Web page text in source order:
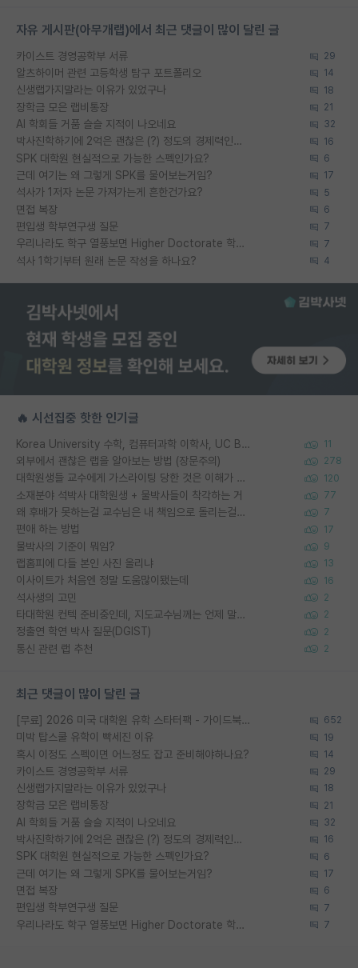
자유 게시판(아무개랩)에서 최근 댓글이 많이 달린 글
카이스트 경영공학부 서류 29
알츠하이머 관련 고등학생 탐구 포트폴리오 14
신생랩가지말라는 이유가 있었구나 18
장학금 모은 랩비통장 21
AI 학회들 거품 슬슬 지적이 나오네요 32
박사진학하기에 2억은 괜찮은 (?) 정도의 경제력인가요 16
SPK 대학원 현실적으로 가능한 스펙인가요? 6
근데 여기는 왜 그렇게 SPK를 물어보는거임? 17
석사가 1저자 논문 가져가는게 흔한건가요? 5
면접 복장 6
편입생 학부연구생 질문 7
우리나라도 학구 열풍보면 Higher Doctorate 학위가 필요하다고 봅니다. 7
석사 1학기부터 원래 논문 작성을 하나요? 4
🔥 시선집중 핫한 인기글
Korea University 수학, 컴퓨터과학 이학사, UC Berkeley 산업공학 대학원 공학박사가 되는 것은 쉽지 않겠죠? 11
외부에서 괜찮은 랩을 알아보는 방법 (장문주의) 278
대학원생들 교수에게 가스라이팅 당한 것은 이해가 갑니다. 안타깝네요. 120
소재분야 석박사 대학원생 + 물박사들이 착각하는 거 77
왜 후배가 못하는걸 교수님은 내 책임으로 돌리는걸까요? 7
편애 하는 방법 17
물박사의 기준이 뭐임? 9
랩홈피에 다들 본인 사진 올리냐 13
이사이트가 처음엔 정말 도움많이됐는데 16
석사생의 고민 2
타대학원 컨텍 준비중인데, 지도교수님께는 언제 말씀드려야 할까요? 2
정출연 학연 박사 질문(DGIST) 2
통신 관련 랩 추천 2
최근 댓글이 많이 달린 글
[무료] 2026 미국 대학원 유학 스타터팩 - 가이드북 & 합격자 컨택메일 템플릿 652
미박 탑스쿨 유학이 빡세진 이유 19
혹시 이정도 스펙이면 어느정도 잡고 준비해야하나요? 14
카이스트 경영공학부 서류 29
신생랩가지말라는 이유가 있었구나 18
장학금 모은 랩비통장 21
AI 학회들 거품 슬슬 지적이 나오네요 32
박사진학하기에 2억은 괜찮은 (?) 정도의 경제력인가요 16
SPK 대학원 현실적으로 가능한 스펙인가요? 6
근데 여기는 왜 그렇게 SPK를 물어보는거임? 17
면접 복장 6
편입생 학부연구생 질문 7
우리나라도 학구 열풍보면 Higher Doctorate 학위가 필요하다고 봅니다. 7